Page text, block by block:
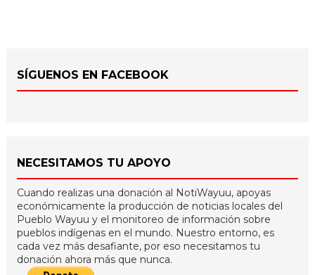
SÍGUENOS EN FACEBOOK
NECESITAMOS TU APOYO
Cuando realizas una donación al NotiWayuu, apoyas
económicamente la producción de noticias locales del
Pueblo Wayuu y el monitoreo de información sobre
pueblos indígenas en el mundo. Nuestro entorno, es
cada vez más desafiante, por eso necesitamos tu
donación ahora más que nunca.